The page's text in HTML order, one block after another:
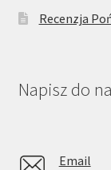
Recenzja
Napisz do
Email